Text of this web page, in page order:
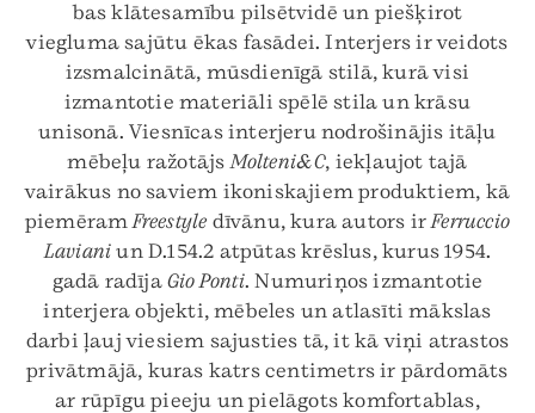
bas klātesamību pilsētvidē un piešķirot
viegluma sajūtu ēkas fasādei. Interjers ir veidots
izsmalcinātā, mūsdienīgā stilā, kurā visi
izmantotie materiāli spēlē stila un krāsu
unisonā. Viesnīcas interjeru nodrošinājis itāļu
mēbeļu ražotājsMolteni&C, iekļaujot tajā
vairākus no saviem ikoniskajiem produktiem, kā
piemēramFreestyle dīvānu, kura autors irFerruccio
Laviani un D.154.2 atpūtas krēslus, kurus 1954.
gadā radījaGio Ponti. Numuriņos izmantotie
interjera objekti, mēbeles un atlasīti mākslas
darbi ļauj viesiem sajusties tā, it kā viņi atrastos
privātmājā, kuras katrs centimetrs ir pārdomāts
ar rūpīgu pieeju un pielāgots komfortablas,